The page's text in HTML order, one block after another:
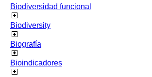
Biodiversidad funcional
Biodiversity
Biografía
Bioindicadores